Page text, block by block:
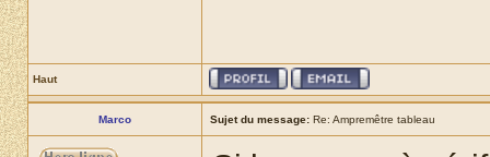
Haut
Marco Sujet du message: Re: Ampremêtre tableau